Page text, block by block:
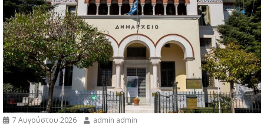
7 Αυγούστου 2026 admin admin